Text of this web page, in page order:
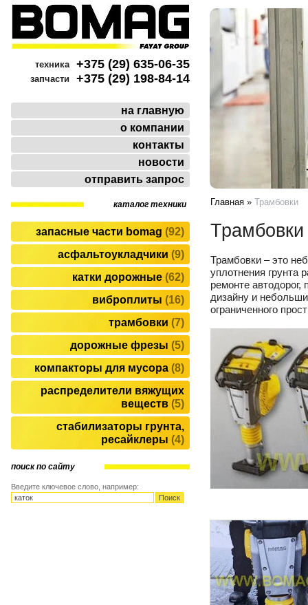
техника +375 (29) 635-06-35
запчасти +375 (29) 198-84-14
на главную
о компании
контакты
новости
отправить запрос
каталог техники
запасные части bomag 92
асфальтоукладчики 9
катки дорожные 62
виброплиты
16
трамбовки 7
дорожные фрезы 5
компакторы для мусора 8
распределители вяжущих
веществ 5
стабилизаторы грунта,
ресайклеры 4
поиск по сайту
Введите ключевое слово, например:
Главная » Трамбовки
Трамбовки
Трамбовки – это
уплотнения грунта
ремонте
дизайну и
ограниченного